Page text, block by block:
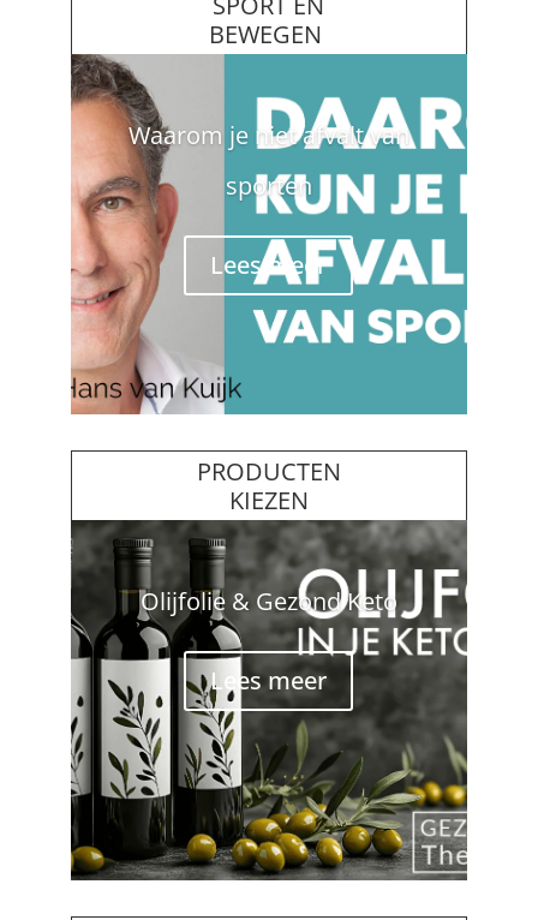
BEWEGEN
Waarom je niet afvalt van
sporten
Lees meer
PRODUCTEN
KIEZEN
Olijfolie & Gezond Keto
Lees meer